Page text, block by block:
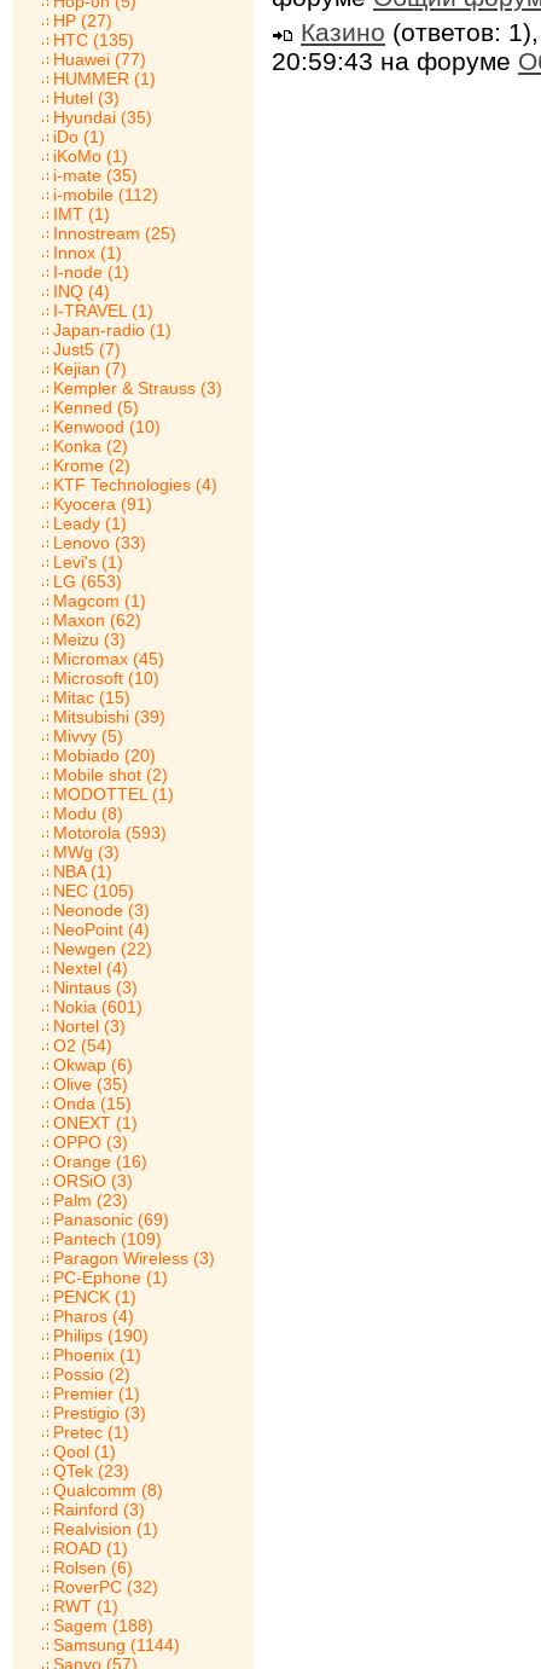
HP (27)
HTC (135)
Huawei (77)
HUMMER (1)
Hutel (3)
Hyundai (35)
iDo (1)
iKoMo (1)
i-mate (35)
i-mobile (112)
IMT (1)
Innostream (25)
Innox (1)
I-node (1)
INQ (4)
I-TRAVEL (1)
Japan-radio (1)
Just5 (7)
Kejian (7)
Kempler & Strauss (3)
Kenned (5)
Kenwood (10)
Konka (2)
Krome (2)
KTF Technologies (4)
Kyocera (91)
Leady (1)
Lenovo (33)
Levi's (1)
LG (653)
Magcom (1)
Maxon (62)
Meizu (3)
Micromax (45)
Microsoft (10)
Mitac (15)
Mitsubishi (39)
Mivvy (5)
Mobiado (20)
Mobile shot (2)
MODOTTEL (1)
Modu (8)
Motorola (593)
MWg (3)
NBA (1)
NEC (105)
Neonode (3)
NeoPoint (4)
Newgen (22)
Nextel (4)
Nintaus (3)
Nokia (601)
Nortel (3)
O2 (54)
Okwap (6)
Olive (35)
Onda (15)
ONEXT (1)
OPPO (3)
Orange (16)
ORSiO (3)
Palm (23)
Panasonic (69)
Pantech (109)
Paragon Wireless (3)
PC-Ephone (1)
PENCK (1)
Pharos (4)
Philips (190)
Phoenix (1)
Possio (2)
Premier (1)
Prestigio (3)
Pretec (1)
Qool (1)
QTek (23)
Qualcomm (8)
Rainford (3)
Realvision (1)
ROAD (1)
Rolsen (6)
RoverPC (32)
RWT (1)
Sagem (188)
Samsung (1144)
Sanyo (57)
Казино (ответов:
20:59:43 на форуме